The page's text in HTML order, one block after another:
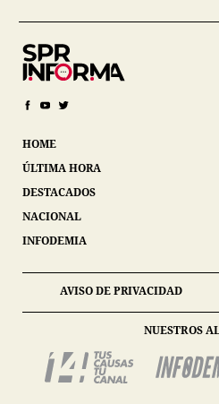
HOME
ÚLTIMA HORA
DESTACADOS
NACIONAL
INFODEMIA
AVISO DE PRIVACIDAD
NUESTROS